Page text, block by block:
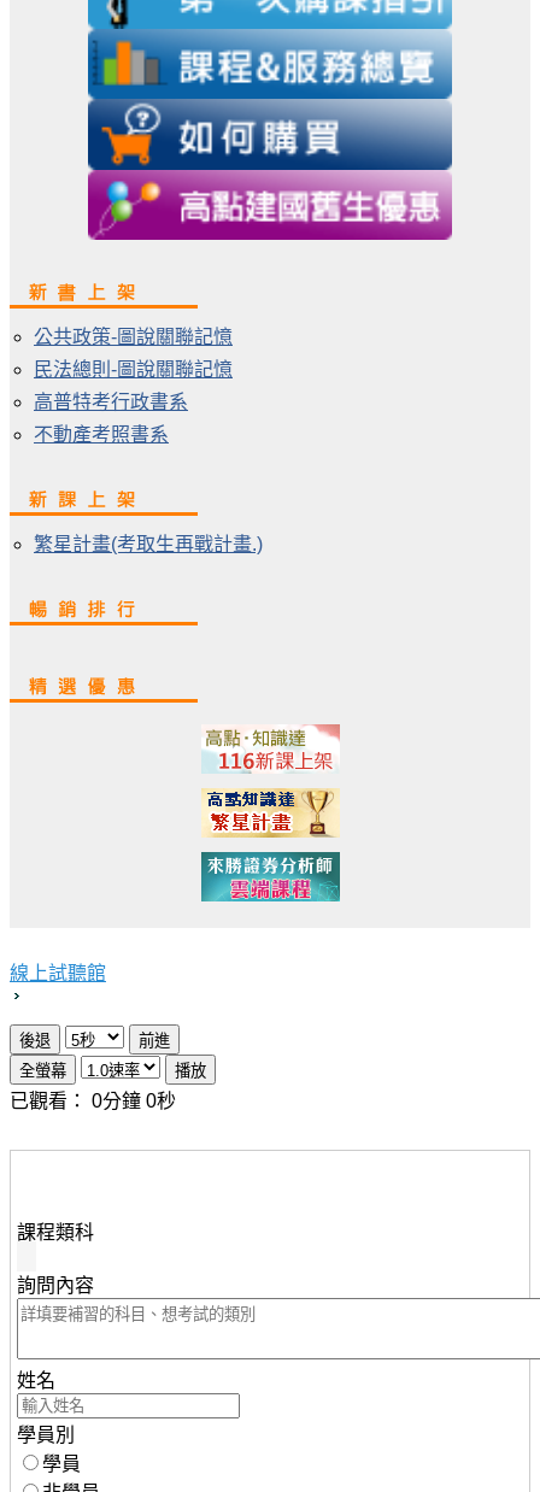
公共政策-圖說關聯記憶
民法總則-圖說關聯記憶
高普特考行政書系
不動產考照書系
繁星計畫(考取生再戰計畫.)
線上試聽館
已觀看： 0分鐘 0秒
課程類科
詢問內容
姓名
學員別
學員